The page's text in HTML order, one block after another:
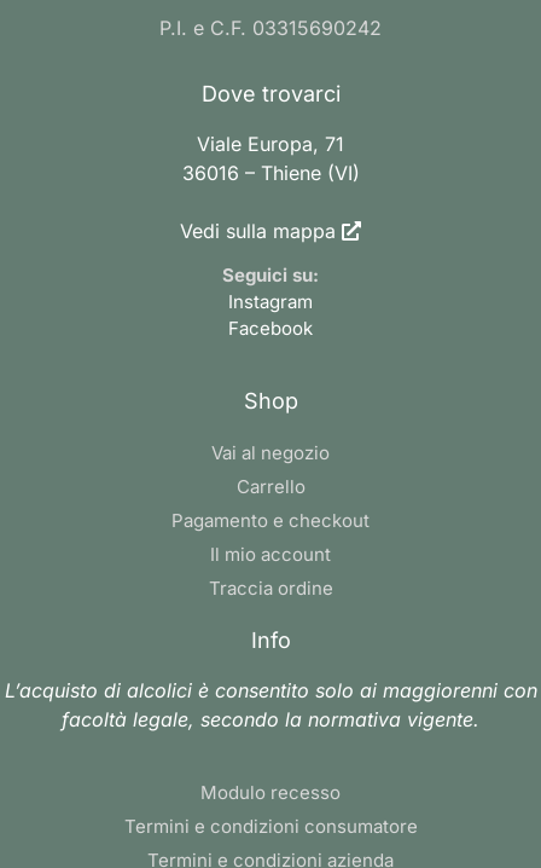
P.I. e C.F. 03315690242
Dove trovarci
Viale Europa, 71
36016 – Thiene (VI)
Vedi sulla mappa
Seguici su:
Instagram
Facebook
Shop
Vai al negozio
Carrello
Pagamento e checkout
Il mio account
Traccia ordine
Info
L’acquisto di alcolici è consentito solo ai maggiorenni con
facoltà legale, secondo la normativa vigente.
Modulo recesso
Termini e condizioni consumatore
Termini e condizioni azienda